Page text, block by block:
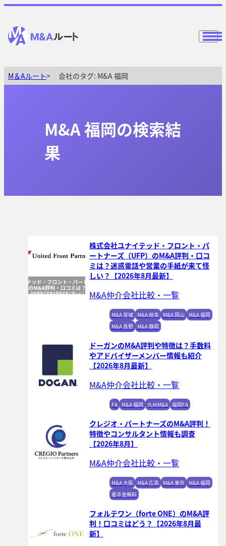
M＆Aルート 会社のタグ: M&A 福岡
M&A 福岡の検索結
果
株式会社ユナイテッド・フロント・パ
ートナーズ（UFP）のM&A評判・口コ
ミは？迷惑電話や営業の手紙が来て怪
しい？【2026年8月最新】
M&A仲介会社比較・一覧
M&A 宮城 M&A 岐阜 M&A 岡山
M&A 福岡
M&A 長野
M&A 静岡
ドーガンのM&A評判や特徴は？手数料
やアドバイザーメンバー情報も紹介
【2026年8月最新】
M&A仲介会社比較・一覧
FA M&A 福岡 九州M&A 福岡FA
クレジオ・パートナーズのM&A評判！
特徴やコンサルタント情報も調査
【2026年8月】
M&A仲介会社比較・一覧
M&A 大阪 M&A 広島 M&A 東京
M&A 福岡
着手金無料
フォルテワン（forte ONE）のM&A評
判！口コミはどう？【2026年8月最
新】